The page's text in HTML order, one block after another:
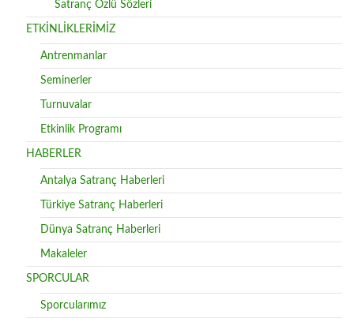
Satranç Özlü Sözleri
ETKİNLİKLERİMİZ
Antrenmanlar
Seminerler
Turnuvalar
Etkinlik Programı
HABERLER
Antalya Satranç Haberleri
Türkiye Satranç Haberleri
Dünya Satranç Haberleri
Makaleler
SPORCULAR
Sporcularımız